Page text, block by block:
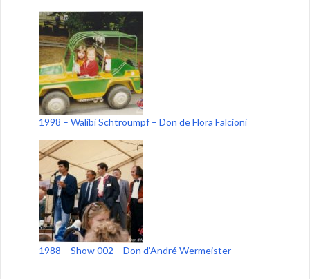
1998 – Walibi Schtroumpf – Don de Flora Falcioni
1988 – Show 002 – Don d’André Wermeister